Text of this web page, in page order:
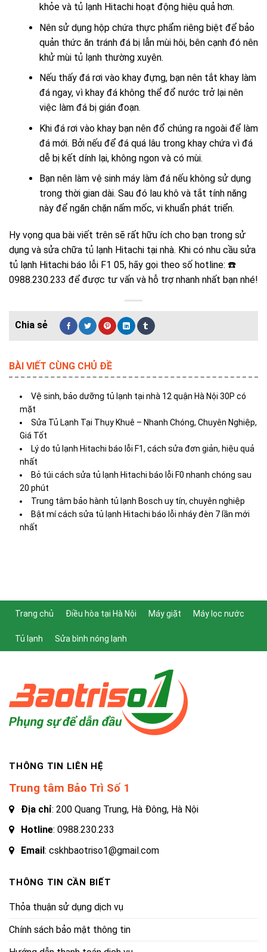
khỏe và tủ lạnh Hitachi hoạt động hiệu quả hơn.
Nên sử dụng hộp chứa thực phẩm riêng biệt để bảo
quản thức ăn tránh đá bị lẫn mùi hôi, bên cạnh đó nên
khử mùi tủ lạnh thường xuyên.
Nếu thấy đá rơi vào khay đựng, bạn nên tắt khay làm
đá ngay, vì khay đá không thể đổ nước trở lại nên
việc làm đá bị gián đoạn.
Khi đá rơi vào khay bạn nên đổ chúng ra ngoài để làm
đá mới. Bởi nếu để đá quá lâu trong khay chứa vì đá
dễ bị kết dính lại, không ngon và có mùi.
Bạn nên làm vệ sinh máy làm đá nếu không sử dụng
trong thời gian dài. Sau đó lau khô và tắt tính năng
này để ngăn chặn nấm mốc, vi khuẩn phát triển.
Hy vọng qua bài viết trên sẽ rất hữu ích cho bạn trong sử
dụng và sửa chữa tủ lạnh Hitachi tại nhà. Khi có nhu cầu sửa
tủ lạnh Hitachi báo lỗi F1 05, hãy gọi theo số hotline: ☎️
0988.230.233 để được tư vấn và hỗ trợ nhanh nhất bạn nhé!
BÀI VIẾT CÙNG CHỦ ĐỀ
Vệ sinh, bảo dưỡng tủ lạnh tại nhà 12 quận Hà Nội 30P có
mặt
Sửa Tủ Lạnh Tại Thụy Khuê – Nhanh Chóng, Chuyên Nghiệp,
Giá Tốt
Lý do tủ lạnh Hitachi báo lỗi F1, cách sửa đơn giản, hiệu quả
nhất
Bỏ túi cách sửa tủ lạnh Hitachi báo lỗi F0 nhanh chóng sau
20 phút
Trung tâm bảo hành tủ lạnh Bosch uy tín, chuyên nghiệp
Bật mí cách sửa tủ lạnh Hitachi báo lỗi nháy đèn 7 lần mới
nhất
Trang chủ Điều hòa tại Hà Nội Máy giặt Máy lọc nước
Tủ lạnh Sửa bình nóng lạnh
THÔNG TIN LIÊN HỆ
Trung tâm Bảo Trì Số 1
Địa chỉ: 200 Quang Trung, Hà Đông, Hà Nội
Hotline: 0988.230.233
Email: cskhbaotriso1@gmail.com
THÔNG TIN CẦN BIẾT
Thỏa thuận sử dụng dịch vụ
Chính sách bảo mật thông tin